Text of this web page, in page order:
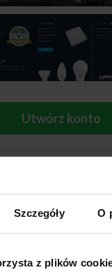
Szczegóły O
z plików
Utwórz konto
Sterowniki